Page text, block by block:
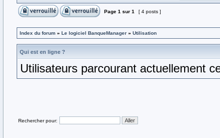
Page 1 sur 1 [ 4 posts ]
Index du forum » Le logiciel BanqueManager » Utilisation
Qui est en ligne ?
Utilisateurs parcourant actuellement
Rechercher pour: